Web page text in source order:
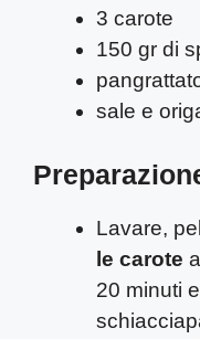
3 carote
150 gr di
sale e
Lavare,
le carote
20 minuti